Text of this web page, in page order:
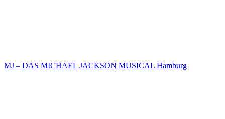
MJ – DAS MICHAEL JACKSON MUSICAL Hamburg